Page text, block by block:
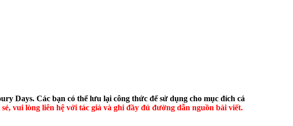
Days. Các bạn có thể lưu lại công thức để sử dụng cho mục đích cá
vui lòng liên hệ với tác giả và ghi đầy đủ đường dẫn nguồn bài viết.